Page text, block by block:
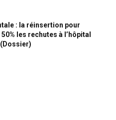
: la réinsertion pour
les rechutes à l’hôpital